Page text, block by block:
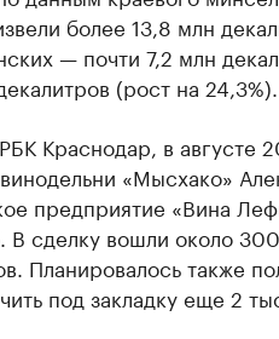
более 13,8 млн
— почти 7,2 млн
(рост на 24,3%).
Краснодар, в августе
«Мысхако»
предприятие «Вина
В сделку вошли около
Планировалось также
под закладку еще 2